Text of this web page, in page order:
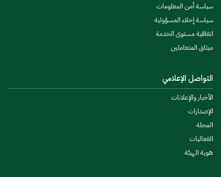
سياسة أمن المعلومات
سياسة إخلاء المسؤولية
اتفاقية مستوى الخدمة
ميثاق المتعاملين
التواصل الإعلامي
الأخبار والإعلانات
الإصدارات
المجلة
الفعاليات
هوية الهيئة